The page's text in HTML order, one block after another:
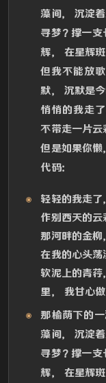
藻间， 沉淀着
寻梦？撑一支
辉， 在星辉斑
但我不能放
默， 沉默是今
悄悄的我走
不带走一片云
但是如果你懒
代码：
轻轻的我走了
作别西天的云
那河畔的金柳
在我的心头荡
软泥上的青荇
里， 我甘心做
那榆荫下的
藻间， 沉淀着
寻梦？撑一支
辉， 在星辉斑